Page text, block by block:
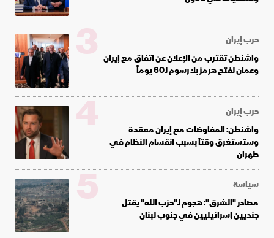
حرب إيران
واشنطن تقترب من الإعلان عن اتفاق مع إيران
وعمان لفتح هرمز بلا رسوم لـ60 يوماً
3
حرب إيران
واشنطن: المفاوضات مع إيران معقدة
وستستغرق وقتاً بسبب انقسام النظام في
طهران
4
سياسة
مصادر "الشرق": هجوم لـ"حزب الله" يقتل
جنديين إسرائيليين في جنوب لبنان
5